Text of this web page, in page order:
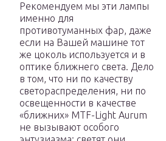
Рекомендуем мы эти лампы
именно для
противотуманных фар, даже
если на Вашей машине тот
же цоколь используется и в
оптике ближнего света. Дело
в том, что ни по качеству
светораспределения, ни по
освещенности в качестве
«ближних» MTF-Light Aurum
не вызывают особого